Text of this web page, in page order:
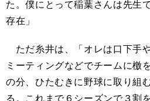
た。僕にとって稲葉さんは先生
存在」
ただ糸井は、「オレは口下手
ミーティングなどでチームに檄
の分、ひたむきに野球に取り組
る。これまで６シーズンで３割